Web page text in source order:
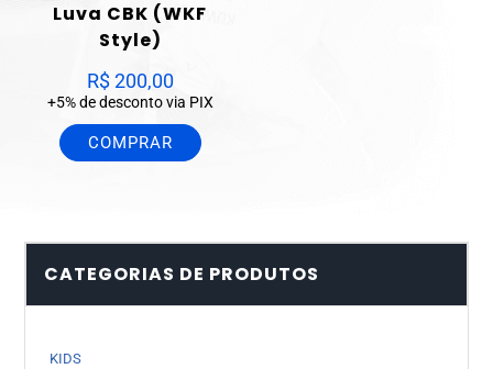
Luva CBK (WKF
Style)
R$200,00
+5% de desconto via PIX
COMPRAR
CATEGORIAS DE PRODUTOS
KIDS